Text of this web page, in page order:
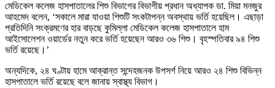
মেডিকেল কলেজ হাসপাতালের শিশু বিভাগের বিভাগীয় প্রধান অধ্যাপক ডা. মিয়া মনজুর
আহমেদ বলেন, ‘সকালে মারা যাওয়া শিশুটি সংকটাপন্ন অবস্থায় ভর্তি হয়েছিল। এছাড়া
প্রতিদিনি সংক্রমণের হার বাড়ছে কুমিল্লা মেডিকেল কলেজ হাসপাতালে হাম
আইসোলেশন ওয়ার্ডের নতুন করে ভর্তি হয়েছেন আরও ৩৬ শিশু। বৃহস্পতিবার ৯৪ শিশু
ভর্তি রয়েছে।’
অন্যদিকে, ২৪ ঘণ্টায় হামে আক্রান্ত সন্দেহজনক উপসর্গ নিয়ে আরও ২৪ শিশু বিভিন্ন
হাসপাতালে ভর্তি রয়েছে বলে জানায় স্বাস্থ্য বিভাগ।